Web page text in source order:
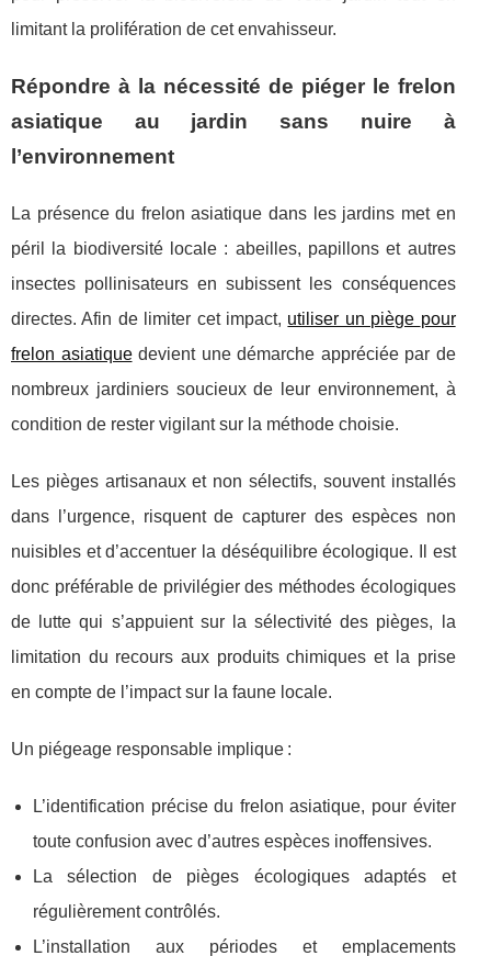
limitant la prolifération de cet envahisseur.
Répondre à la nécessité de piéger le frelon
asiatique au jardin sans nuire à
l’environnement
La présence du frelon asiatique dans les jardins met en
péril la biodiversité locale : abeilles, papillons et autres
insectes pollinisateurs en subissent les conséquences
directes. Afin de limiter cet impact, utiliser un piège pour
frelon asiatiquedevient une démarche appréciée par de
nombreux jardiniers soucieux de leur environnement, à
condition de rester vigilant sur la méthode choisie.
Les pièges artisanaux et non sélectifs, souvent installés
dans l’urgence, risquent de capturer des espèces non
nuisibles et d’accentuer la déséquilibre écologique. Il est
donc préférable de privilégier des méthodes écologiques
de lutte qui s’appuient sur la sélectivité des pièges, la
limitation du recours aux produits chimiques et la prise
en compte de l’impact sur la faune locale.
Un piégeage responsable implique :
L’identification précise du frelon asiatique, pour éviter
toute confusion avec d’autres espèces inoffensives.
La sélection de pièges écologiques adaptés et
régulièrement contrôlés.
L’installation aux périodes et emplacements